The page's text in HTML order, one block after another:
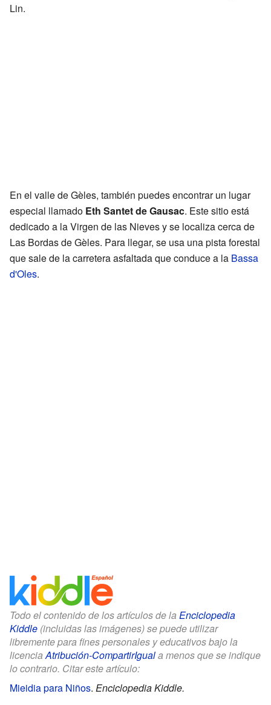
Lin.
En el valle de Gèles, también puedes encontrar un lugar
especial llamado Eth Santet de Gausac. Este sitio está
dedicado a la Virgen de las Nieves y se localiza cerca de
Las Bordas de Gèles. Para llegar, se usa una pista forestal
que sale de la carretera asfaltada que conduce a la Bassa
d'Oles.
Todo el contenido de los artículos de la Enciclopedia
Kiddle (incluidas las imágenes) se puede utilizar
libremente para fines personales y educativos bajo la
licenciaAtribución-CompartirIguala menos que se indique
lo contrario. Citar este artículo:
Mieidia para Niños. Enciclopedia Kiddle.